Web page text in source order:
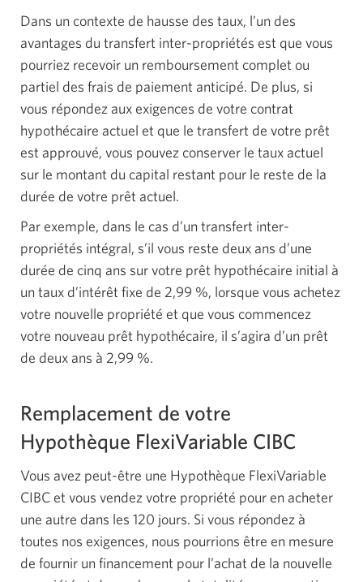
Dans un contexte de hausse des taux, l’un des
avantages du transfert inter-propriétés est que vous
pourriez recevoir un remboursement complet ou
partiel des frais de paiement anticipé. De plus, si
vous répondez aux exigences de votre contrat
hypothécaire actuel et que le transfert de votre prêt
est approuvé, vous pouvez conserver le taux actuel
sur le montant du capital restant pour le reste de la
durée de votre prêt actuel.
Par exemple, dans le cas d’un transfert inter-
propriétés intégral, s’il vous reste deux ans d’une
durée de cinq ans sur votre prêt hypothécaire initial à
un taux d’intérêt fixe de 2,99 %, lorsque vous achetez
votre nouvelle propriété et que vous commencez
votre nouveau prêt hypothécaire, il s’agira d’un prêt
de deux ans à 2,99 %.
Remplacement de votre
Hypothèque FlexiVariable CIBC
Vous avez peut-être une Hypothèque FlexiVariable
CIBC et vous vendez votre propriété pour en acheter
une autre dans les 120 jours. Si vous répondez à
toutes nos exigences, nous pourrions être en mesure
de fournir un financement pour l’achat de la nouvelle